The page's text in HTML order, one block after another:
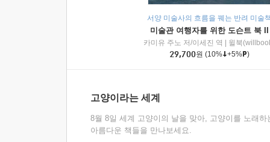
서양 미술사의 흐름을 꿰는 반려 미술
미술관 여행자를 위한 도슨트 북 II
카미유 주노 저/이세진 역
윌북
29,700원 (10% +5% )
고양이라는 세계
8월 8일 세계 고양이의 날을 맞아, 고양이를 노래하
아름다운 책들을 만나보세요.